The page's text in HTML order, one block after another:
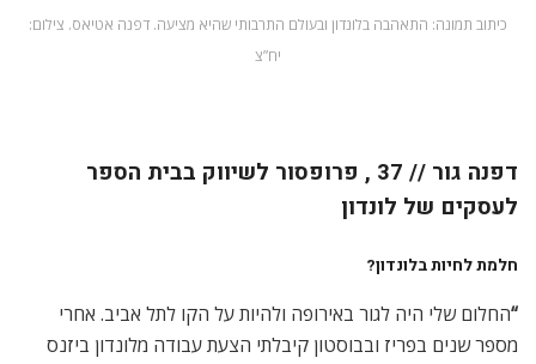
כיתוב תמונה: התאהבה בלונדון ובעולם התרבותי שהיא מציעה. דפנה אטיאס. צילום:
יח”צ
דפנה גור //
37 , פרופסור לשיווק בבית הספר
לעסקים של לונדון
חלמת לחיות בלונדון?
“החלום שלי היה לגור באירופה ולהיות על הקו לתל אביב. אחרי
מספר שנים בפריז ובבוסטון קיבלתי הצעת עבודה מלונדון ביזנס